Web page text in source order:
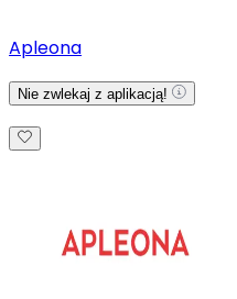
Apleona
Nie zwlekaj z aplikacją!